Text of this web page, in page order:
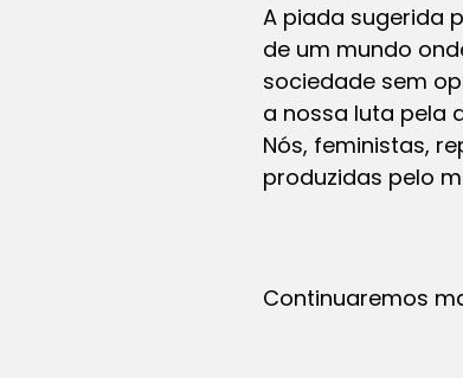
A piada sugerida
de um mundo
sociedade sem
a nossa luta pela
Nós, feministas,
produzidas pelo
Continuaremos